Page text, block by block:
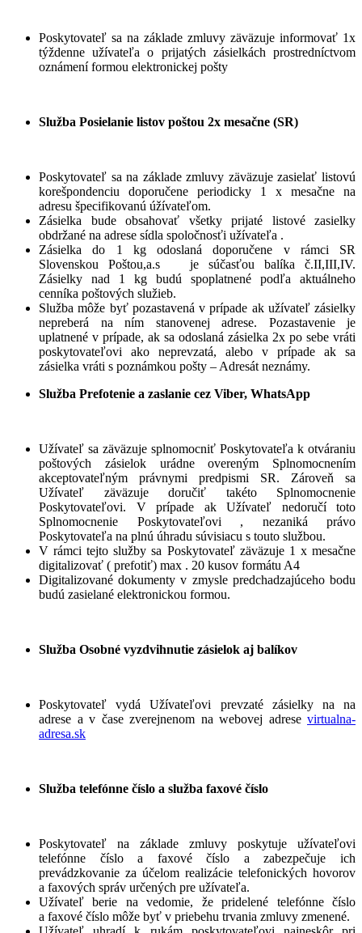
Poskytovateľ sa na základe zmluvy zäväzuje informovať 1x
týždenne užívateľa o prijatých zásielkách prostredníctvom
oznámení formou elektronickej pošty
Služba Posielanie listov poštou 2x mesačne (SR)
Poskytovateľ sa na základe zmluvy zäväzuje zasielať listovú
korešpondenciu doporučene periodicky 1 x mesačne na
adresu špecifikovanú úžívateľom.
Zásielka bude obsahovať všetky prijaté listové zasielky
obdržané na adrese sídla spoločnosťi užívateľa .
Zásielka do 1 kg odoslaná doporučene v rámci SR
Slovenskou Poštou,a.s je súčasťou balíka č.II,III,IV.
Zásielky nad 1 kg budú spoplatnené podľa aktuálneho
cenníka poštových služieb.
Služba môže byť pozastavená v prípade ak užívateľ zásielky
nepreberá na ním stanovenej adrese. Pozastavenie je
uplatnené v prípade, ak sa odoslaná zásielka 2x po sebe vráti
poskytovateľovi ako neprevzatá, alebo v prípade ak sa
zásielka vráti s poznámkou pošty – Adresát neznámy.
Služba Prefotenie a zaslanie cez Viber, WhatsApp
Užívateľ sa zäväzuje splnomocniť Poskytovateľa k otváraniu
poštových zásielok urádne overeným Splnomocnením
akceptovateľným právnymi predpismi SR. Zároveň sa
Užívateľ zäväzuje doručiť takéto Splnomocnenie
Poskytovateľovi. V prípade ak Užívateľ nedoručí toto
Splnomocnenie Poskytovateľovi , nezaniká právo
Poskytovateľa na plnú úhradu súvisiacu s touto službou.
V rámci tejto služby sa Poskytovateľ zäväzuje 1 x mesačne
digitalizovať ( prefotiť) max . 20 kusov formátu A4
Digitalizované dokumenty v zmysle predchadzajúceho bodu
budú zasielané elektronickou formou.
Služba Osobné vyzdvihnutie zásielok aj balíkov
Poskytovateľ vydá Užívateľovi prevzaté zásielky na na
adrese a v čase zverejnenom na webovej adrese virtualna-
adresa.sk
Služba telefónne číslo a služba faxové číslo
Poskytovateľ na základe zmluvy poskytuje užívateľovi
telefónne číslo a faxové číslo a zabezpečuje ich
prevádzkovanie za účelom realizácie telefonických hovorov
a faxových správ určených pre užívateľa.
Užívateľ berie na vedomie, že pridelené telefónne číslo
a faxové číslo môže byť v priebehu trvania zmluvy zmenené.